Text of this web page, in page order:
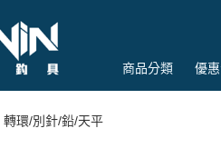
商品分類 優
轉環/別針/鉛/天平